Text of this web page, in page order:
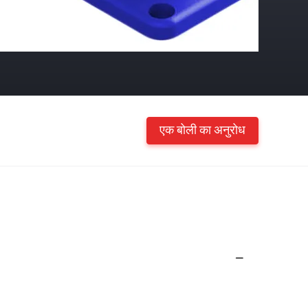
एक बोली का अनुरोध